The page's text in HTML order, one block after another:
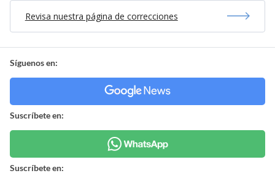
Revisa nuestra página de correcciones
Síguenos en:
Suscríbete en:
Suscríbete en: